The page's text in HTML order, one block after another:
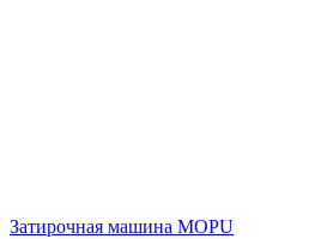
Затирочная машина MOPU